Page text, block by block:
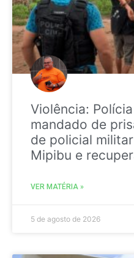
Violência:
mandado de
de policial
Mipibu e
VER MATÉRIA »
5 de agosto de 2026